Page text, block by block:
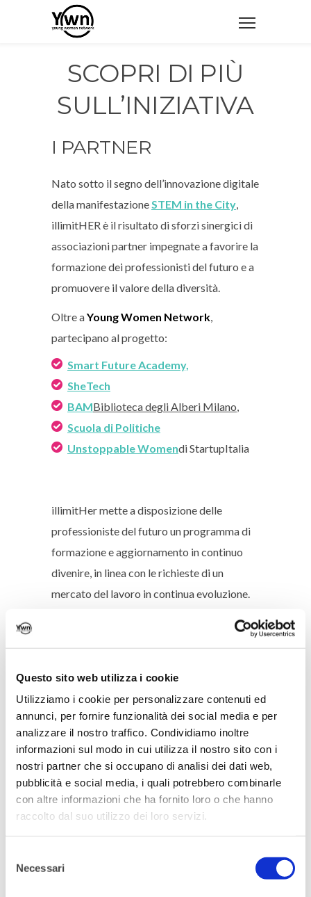
Questo sito web utilizza i cookie
Utilizziamo i cookie per personalizzare contenuti ed
annunci, per fornire funzionalità dei social media e per
analizzare il nostro traffico. Condividiamo inoltre
informazioni sul modo in cui utilizza il nostro sito con i
nostri partner che si occupano di analisi dei dati web,
pubblicità e social media, i quali potrebbero combinarle
con altre informazioni che ha fornito loro o che hanno
raccolto dal suo utilizzo dei loro servizi.
delNecessari
SCOPRI DI PIÙ
SULL’INIZIATIVA
I PARTNER
Nato sotto il segno dell’innovazione digitale
della manifestazioneSTEM in the City,
illimitHER è il risultato di sforzi sinergici di
associazioni partner impegnate a favorire la
formazione dei professionisti del futuro e a
promuovere il valore della diversità.
Oltre aYoung Women Network,
partecipano al progetto:
Smart Future Academy,
SheTech
BAMBiblioteca degli Alberi Milano,
Scuola di Politiche
Unstoppable Womendi StartupItalia
illimitHer mette a disposizione delle
professioniste del futuro un programma di
formazione e aggiornamento in continuo
divenire, in linea con le richieste di un
mercato del lavoro in continua evoluzione.
LA MISSION
L’obiettivo del progetto è mettere in
che si trovano ancora nella fase in cui poter